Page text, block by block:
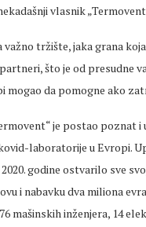
vlasnik
tržište, jaka grana
što je od presudne
mogao da pomogne ako
je postao poznat
laboratorije u Evropi.
godine ostvarilo sve
i nabavku dva miliona
mašinskih inženjera, 14